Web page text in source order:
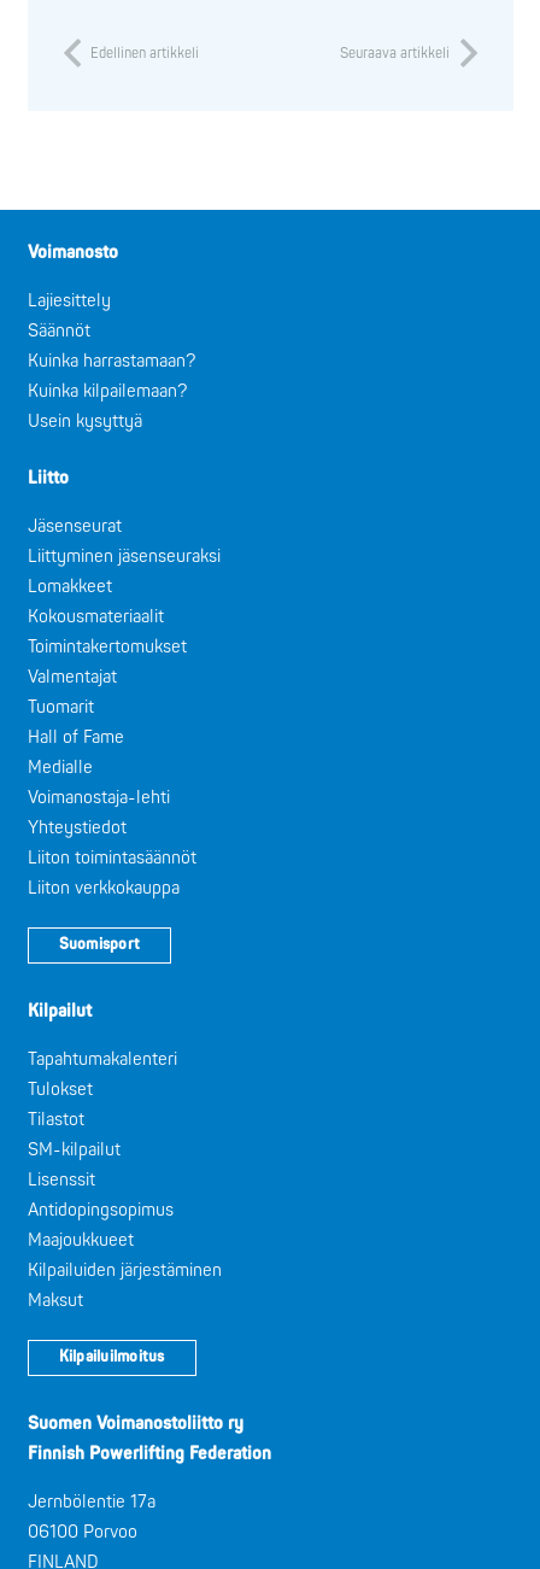
Edellinen artikkeli Seuraava artikkeli
Voimanosto
Lajiesittely
Säännöt
Kuinka harrastamaan?
Kuinka kilpailemaan?
Usein kysyttyä
Liitto
Jäsenseurat
Liittyminen jäsenseuraksi
Lomakkeet
Kokousmateriaalit
Toimintakertomukset
Valmentajat
Tuomarit
Hall of Fame
Medialle
Voimanostaja-lehti
Yhteystiedot
Liiton toimintasäännöt
Liiton verkkokauppa
Suomisport
Kilpailut
Tapahtumakalenteri
Tulokset
Tilastot
SM-kilpailut
Lisenssit
Antidopingsopimus
Maajoukkueet
Kilpailuiden järjestäminen
Maksut
Kilpailuilmoitus
Suomen Voimanostoliitto ry
Finnish Powerlifting Federation
Jernbölentie 17a
06100 Porvoo
FINLAND